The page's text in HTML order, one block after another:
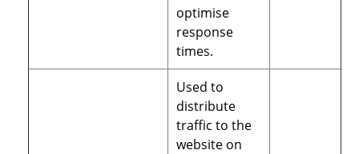
optimise
response
times.
Used to
distribute
traffic to the
website on